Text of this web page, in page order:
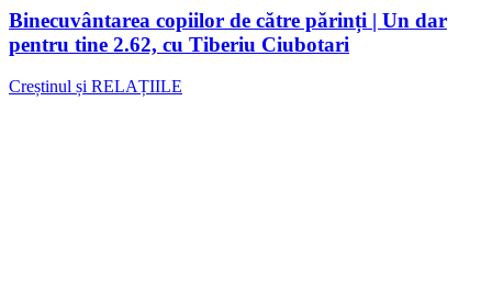
Binecuvântarea copiilor de către părinți | Un dar
pentru tine 2.62, cu Tiberiu Ciubotari
Creștinul și RELAȚIILE